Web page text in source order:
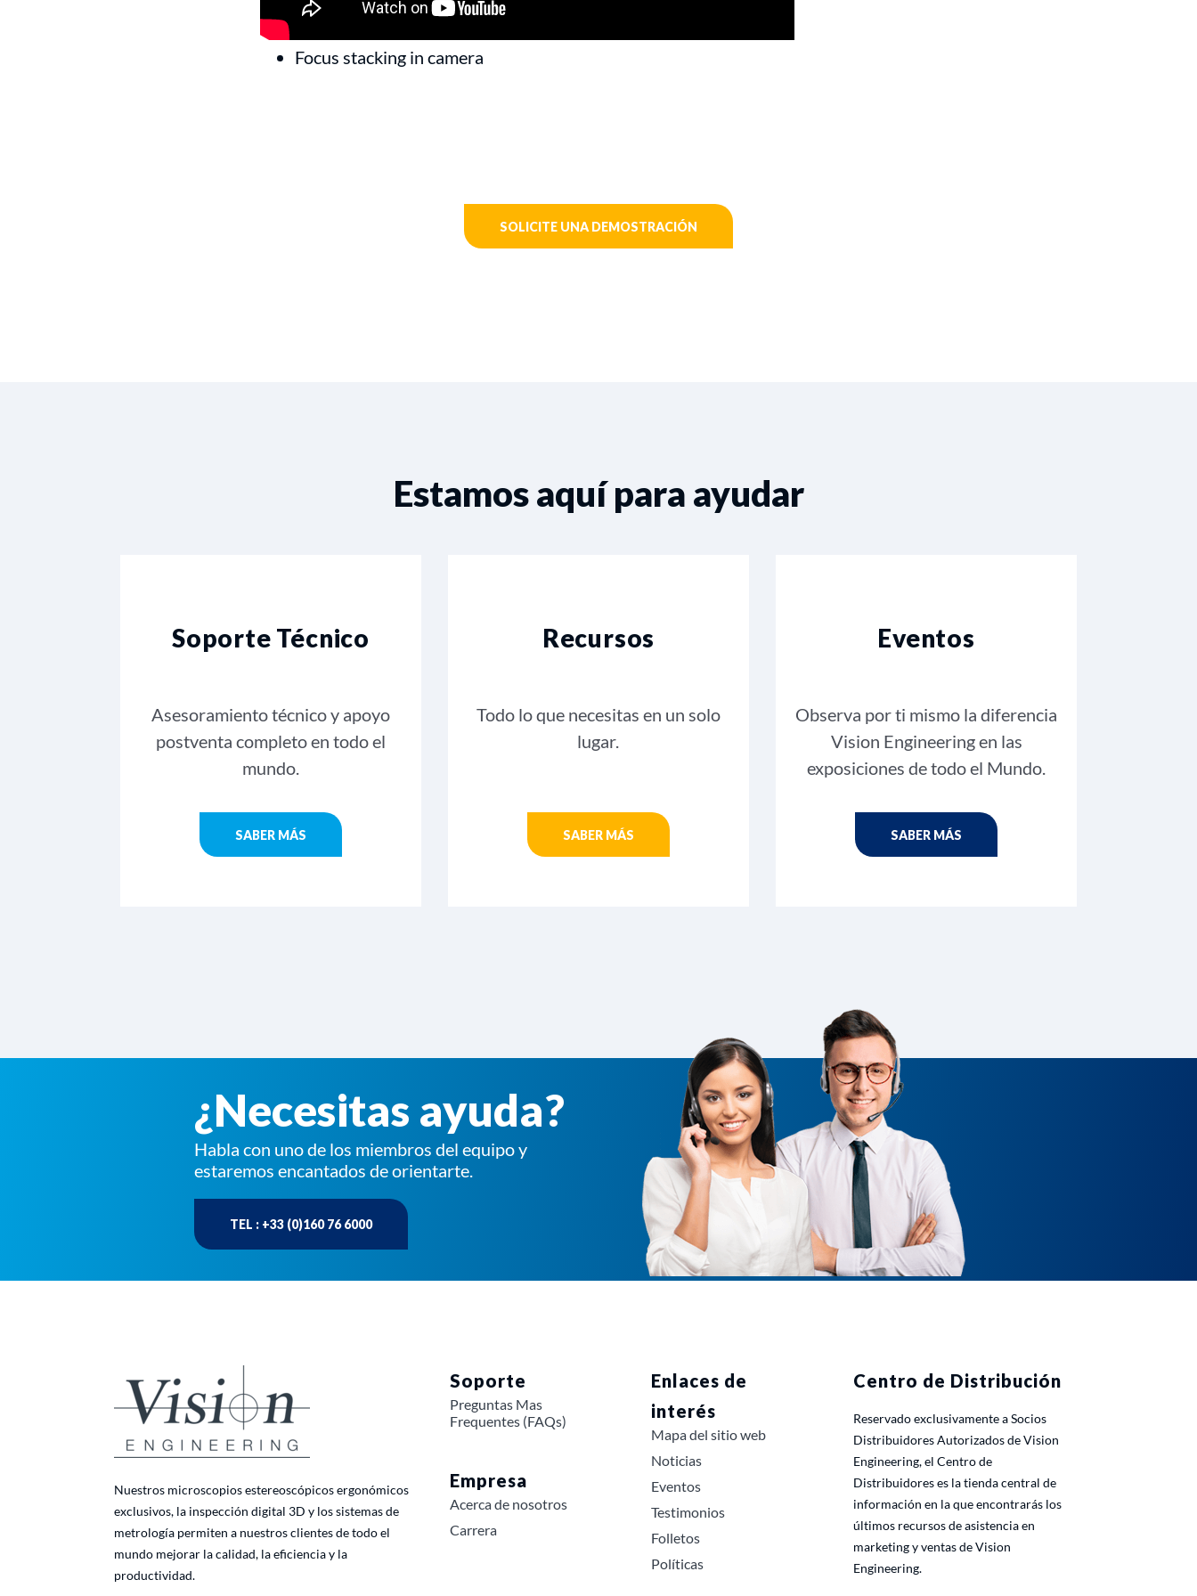
Supervisor settings lock
Focus stacking in camera
SOLICITE UNA DEMOSTRACIÓN
Estamos aquí para ayudar
Soporte Técnico
Asesoramiento técnico y apoyo
postventa completo en todo el
mundo.
SABER MÁS
Recursos
Todo lo que necesitas en un solo
lugar.
SABER MÁS
Eventos
Observa por ti mismo la diferencia
Vision Engineering en las
exposiciones de todo el Mundo.
SABER MÁS
¿Necesitas ayuda?
Habla con uno de los miembros del equipo y
estaremos encantados de orientarte.
TEL : +33 (0)160 76 6000
Nuestros microscopios estereoscópicos ergonómicos
exclusivos, la inspección digital 3D y los sistemas de
metrología permiten a nuestros clientes de todo el
mundo mejorar la calidad, la eficiencia y la
productividad.
Soporte
Preguntas Mas
Frequentes (FAQs)
Empresa
Acerca de nosotros
Carrera
Enlaces de
interés
Mapa del sitio web
Noticias
Eventos
Testimonios
Folletos
Políticas
Centro de Distribución
Reservado exclusivamente a Socios
Distribuidores Autorizados de Vision
Engineering, el Centro de
Distribuidores es la tienda central de
información en la que encontrarás los
últimos recursos de asistencia en
marketing y ventas de Vision
Engineering.